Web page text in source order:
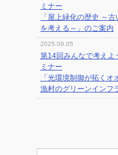
ミナー
「屋上緑化の歴史 ～
を考える～」のご案内
2025.09.05
第14回みんなで考えよ
ミナー
「光環境制御が拓く
漁村のグリーンインフ